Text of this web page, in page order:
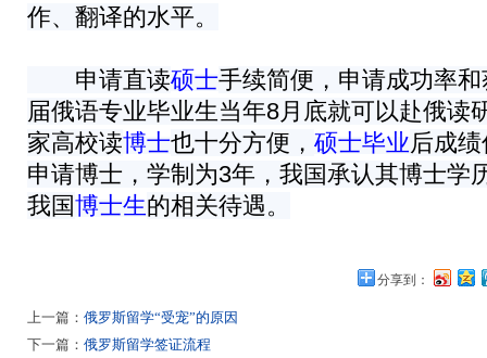
作、翻译的水平。
申请直读硕士手续简便，申请成功率
届俄语专业毕业生当年8月底就可以赴俄读
家高校读博士也十分方便， 硕士毕业后成
申请博士，学制为3年，我国承认其博士学
我国博士生的相关待遇。
分享到：
上一篇： 俄罗斯留学“受宠”的原因
下一篇： 俄罗斯留学签证流程